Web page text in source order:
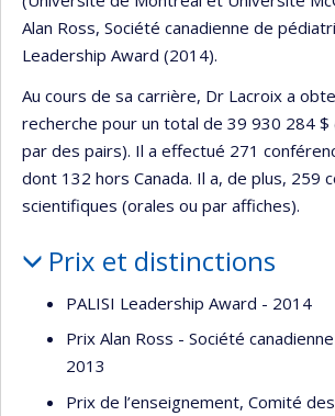
Alan Ross, Société canadienne de
Leadership Award (2014).
Au cours de sa carrière, Dr Lacroix a
recherche pour un total de 39 930 284 $
par des pairs). Il a effectué 271
dont 132 hors Canada. Il a, de plus, 259
scientifiques (orales ou par affiches).
Prix et distinctions
PALISI Leadership Award - 2014
Prix Alan Ross - Société
2013
Prix de l’enseignement, Comité